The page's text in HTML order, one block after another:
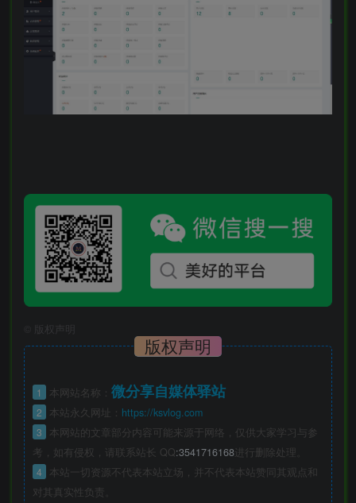
版权声明
版权声明
1 本网站名称： 微分享自媒体驿站
2 本站永久网址： https://ksvlog.com
3
本网站的文章部分内容可能来源于网络，仅供大家学习与参
考，如有侵权，请联系站长 QQ:3541716168进行删除处理。
4
本站一切资源不代表本站立场，并不代表本站赞同其观点和
对其真实性负责。